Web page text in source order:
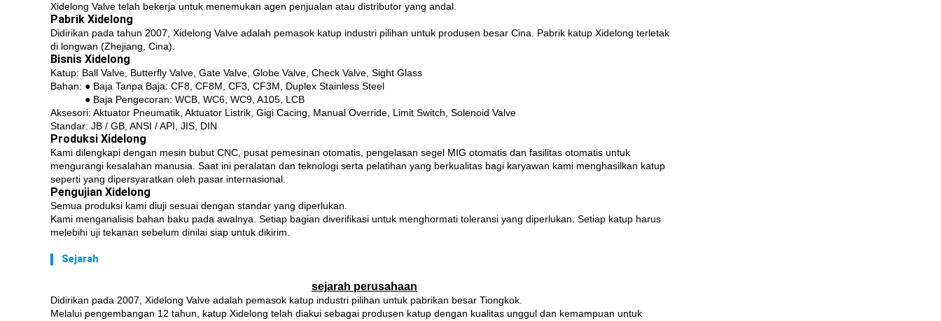
Xidelong Valve telah bekerja untuk menemukan agen penjualan atau distributor yang andal.
Pabrik Xidelong
Didirikan pada tahun 2007, Xidelong Valve adalah pemasok katup industri pilihan untuk produsen besar Cina. Pabrik katup Xidelong terletak
di longwan (Zhejiang, Cina).
Bisnis Xidelong
Katup: Ball Valve, Butterfly Valve, Gate Valve, Globe Valve, Check Valve, Sight Glass
Bahan: ● Baja Tanpa Baja: CF8, CF8M, CF3, CF3M, Duplex Stainless Steel
● Baja Pengecoran: WCB, WC6, WC9, A105, LCB
Aksesori: Aktuator Pneumatik, Aktuator Listrik, Gigi Cacing, Manual Override, Limit Switch, Solenoid Valve
Standar: JB / GB, ANSI / API, JIS, DIN
Produksi Xidelong
Kami dilengkapi dengan mesin bubut CNC, pusat pemesinan otomatis, pengelasan segel MIG otomatis dan fasilitas otomatis untuk
mengurangi kesalahan manusia. Saat ini peralatan dan teknologi serta pelatihan yang berkualitas bagi karyawan kami menghasilkan katup
seperti yang dipersyaratkan oleh pasar internasional.
Pengujian Xidelong
Semua produksi kami diuji sesuai dengan standar yang diperlukan.
Kami menganalisis bahan baku pada awalnya. Setiap bagian diverifikasi untuk menghormati toleransi yang diperlukan. Setiap katup harus
melebihi uji tekanan sebelum dinilai siap untuk dikirim.
Sejarah
sejarah perusahaan
Didirikan pada 2007, Xidelong Valve adalah pemasok katup industri pilihan untuk pabrikan besar Tiongkok.
Melalui pengembangan 12 tahun, katup Xidelong telah diakui sebagai produsen katup dengan kualitas unggul dan kemampuan untuk